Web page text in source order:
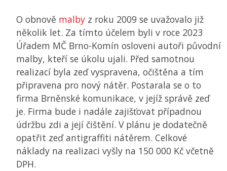
O obnově malby z roku 2009 se uvažovalo již
několik let. Za tímto účelem byli v roce 2023
Úřadem MČ Brno-Komín osloveni autoři původní
malby, kteří se úkolu ujali. Před samotnou
realizací byla zeď vyspravena, očištěna a tím
připravena pro nový nátěr. Postarala se o to
firma Brněnské komunikace, v jejíž správě zeď
je. Firma bude i nadále zajišťovat případnou
údržbu zdi a její čištění. V plánu je dodatečně
opatřit zeď antigraffiti nátěrem. Celkové
náklady na realizaci vyšly na 150 000 Kč včetně
DPH.